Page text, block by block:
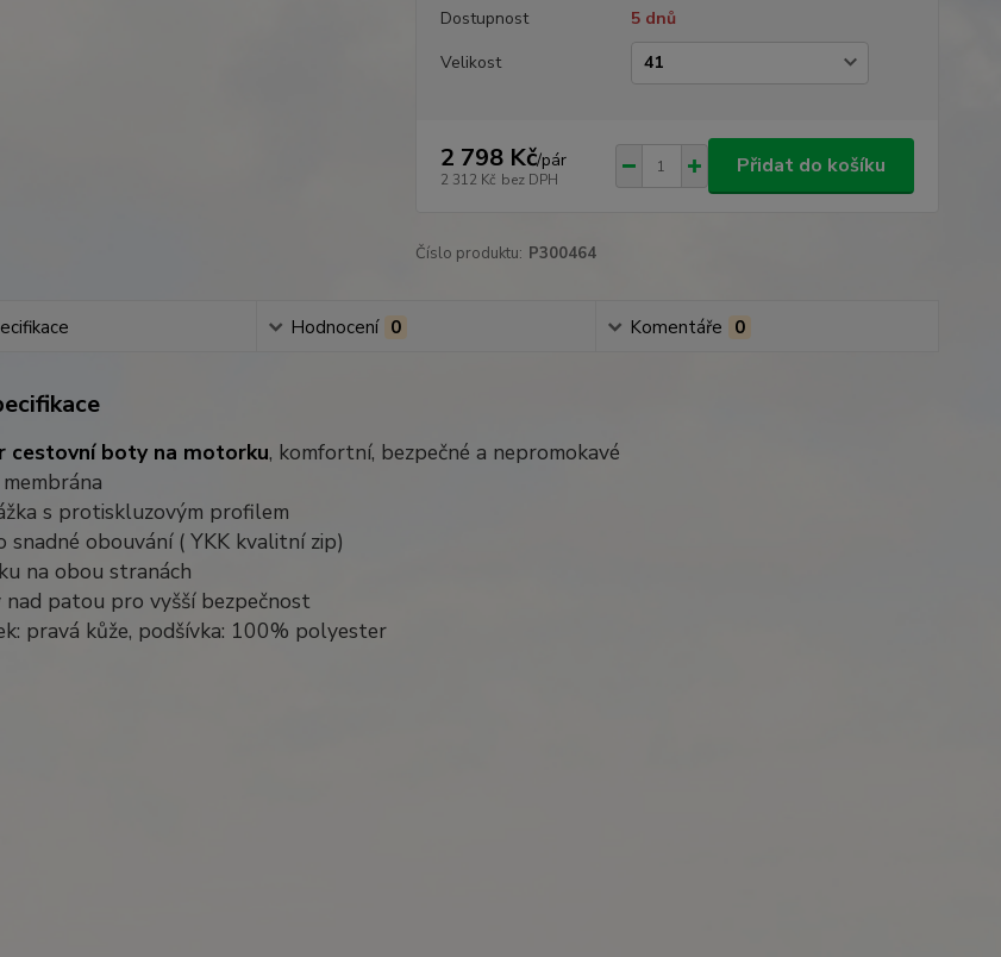
Dostupnost
5 dnů
Velikost
2 798 Kč/pár
2 312 Kč bez DPH
Přidat do košíku
Číslo produktu: P300464
Hodnocení 0 Komentáře 0
cestovní boty na motorku, komfortní, bezpečné a nepromokavé
s protiskluzovým profilem
obouvání ( YKK kvalitní zip)
na obou stranách
patou pro vyšší bezpečnost
pravá kůže, podšívka: 100% polyester